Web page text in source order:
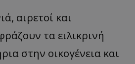
αιρετοί και
τα ειλικρινή
στην οικογένεια και